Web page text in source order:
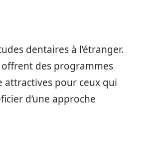
dentaires à l’étranger.
offrent des programmes
attractives pour ceux qui
d’une approche